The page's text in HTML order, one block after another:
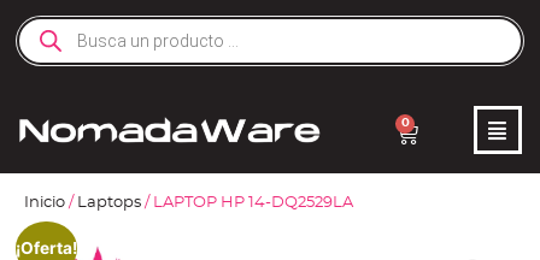
0
Inicio / Laptops / LAPTOP HP 14-DQ2529LA
¡Oferta!